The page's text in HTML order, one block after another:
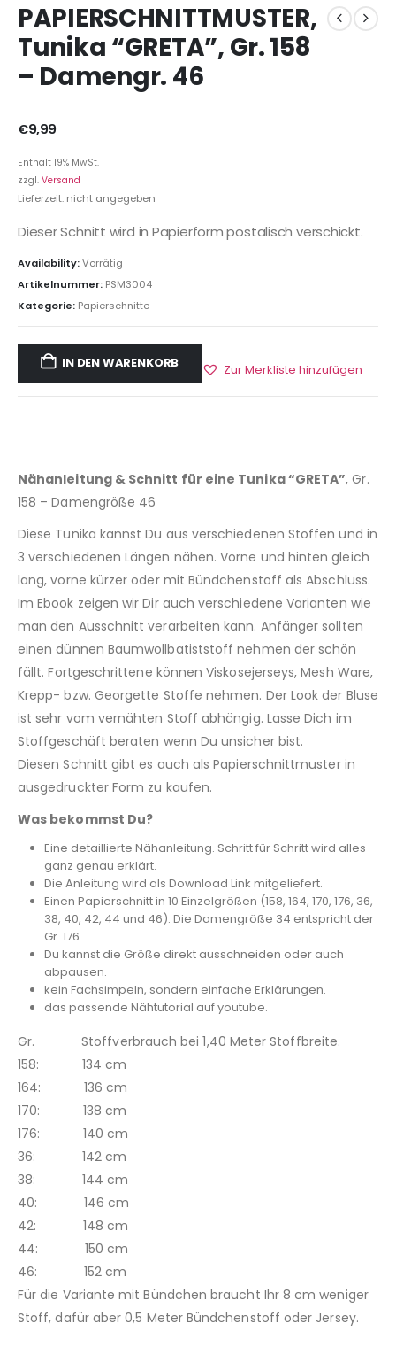
PAPIERSCHNITTMUSTER,
Tunika “GRETA”, Gr. 158
– Damengr. 46
€9,99
Enthält 19% MwSt.
zzgl. Versand
Lieferzeit: nicht angegeben
Dieser Schnitt wird in Papierform postalisch verschickt.
Availability:Vorrätig
Artikelnummer: PSM3004
Kategorie: Papierschnitte
IN DEN WARENKORB Zur Merkliste hinzufügen
Nähanleitung & Schnitt für eine Tunika “GRETA”, Gr.
158 – Damengröße 46
Diese Tunika kannst Du aus verschiedenen Stoffen und in
3 verschiedenen Längen nähen. Vorne und hinten gleich
lang, vorne kürzer oder mit Bündchenstoff als Abschluss.
Im Ebook zeigen wir Dir auch verschiedene Varianten wie
man den Ausschnitt verarbeiten kann. Anfänger sollten
einen dünnen Baumwollbatiststoff nehmen der schön
fällt. Fortgeschrittene können Viskosejerseys, Mesh Ware,
Krepp- bzw. Georgette Stoffe nehmen. Der Look der Bluse
ist sehr vom vernähten Stoff abhängig. Lasse Dich im
Stoffgeschäft beraten wenn Du unsicher bist.
Diesen Schnitt gibt es auch als Papierschnittmuster in
ausgedruckter Form zu kaufen.
Was bekommst Du?
Eine detaillierte Nähanleitung. Schritt für Schritt wird alles
ganz genau erklärt.
Die Anleitung wird als Download Link mitgeliefert.
Einen Papierschnitt in 10 Einzelgrößen (158, 164, 170, 176, 36,
38, 40, 42, 44 und 46). Die Damengröße 34 entspricht der
Gr. 176.
Du kannst die Größe direkt ausschneiden oder auch
abpausen.
kein Fachsimpeln, sondern einfache Erklärungen.
das passende Nähtutorial auf youtube.
Gr. Stoffverbrauch bei 1,40 Meter Stoffbreite.
158: 134 cm
164: 136 cm
170: 138 cm
176: 140 cm
36: 142 cm
38: 144 cm
40: 146 cm
42: 148 cm
44: 150 cm
46: 152 cm
Für die Variante mit Bündchen braucht Ihr 8 cm weniger
Stoff, dafür aber 0,5 Meter Bündchenstoff oder Jersey.